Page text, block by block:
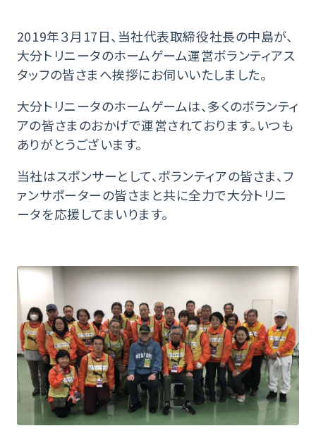
2019年３月17日、当社代表取締役社長の中島が、
大分トリニータのホームゲーム運営ボランティアス
タッフの皆さまへ挨拶にお伺いいたしました。
大分トリニータのホームゲームは、多くのボランティ
アの皆さまのおかげで運営されております。いつも
ありがとうございます。
当社はスポンサーとして、ボランティアの皆さま、フ
ァンサポーターの皆さまと共に全力で大分トリニ
ータを応援してまいります。